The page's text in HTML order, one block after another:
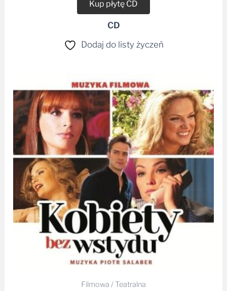
Kup płytę CD
CD
Dodaj do listy życzeń
Filmowa / Teatralna
cen:
od
29,90 zł
do
35,00 zł